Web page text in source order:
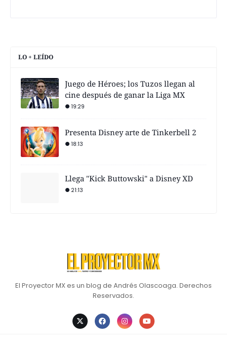
LO + LEÍDO
Juego de Héroes; los Tuzos llegan al
cine después de ganar la Liga MX
19:29
Presenta Disney arte de Tinkerbell 2
18:13
Llega "Kick Buttowski" a Disney XD
21:13
El Proyector MX es un blog de Andrés Olascoaga. Derechos
Reservados.